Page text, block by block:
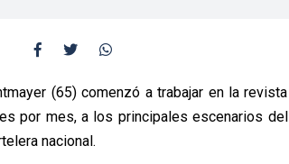
(65) comenzó a trabajar en la revista
por mes, a los principales escenarios del
nacional.